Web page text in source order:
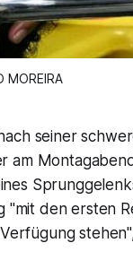
MOREIRA
seiner
am
"mit den ersten